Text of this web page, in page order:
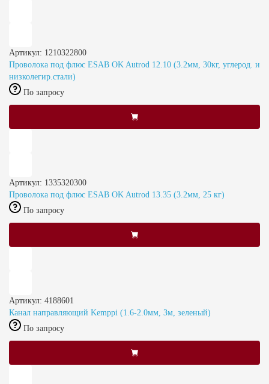
Артикул: 1210322800
Проволока под флюс ESAB OK Autrod 12.10 (3.2мм, 30кг, углерод. и
низколегир.стали)
По запросу
Артикул: 1335320300
Проволока под флюс ESAB OK Autrod 13.35 (3.2мм, 25 кг)
По запросу
Артикул: 4188601
Канал направляющий Kemppi (1.6-2.0мм, 3м, зеленый)
По запросу